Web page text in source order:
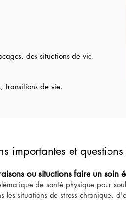
des situations de vie.
transitions de vie​.
importantes​ et questions
ou situations faire un soin
de santé physique pour
les situations de stress chronique,